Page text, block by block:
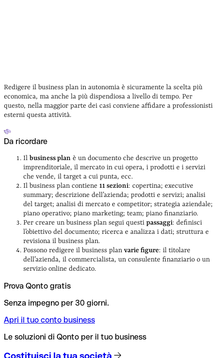
Redigere il business plan in autonomia è sicuramente la scelta più
economica, ma anche la più dispendiosa a livello di tempo. Per
questo, nella maggior parte dei casi conviene affidare a professionisti
esterni questa attività.
Da ricordare
Il business plan è un documento che descrive un progetto
imprenditoriale, il mercato in cui opera, i prodotti e i servizi
che vende, il target a cui punta, ecc.
Il business plan contiene 11 sezioni: copertina; executive
summary; descrizione dell’azienda; prodotti e servizi; analisi
del target; analisi di mercato e competitor; strategia aziendale;
piano operativo; piano marketing; team; piano finanziario.
Per creare un business plan segui questi passaggi: definisci
l’obiettivo del documento; ricerca e analizza i dati; struttura e
revisiona il business plan.
Possono redigere il business plan varie figure: il titolare
dell’azienda, il commercialista, un consulente finanziario o un
servizio online dedicato.
Prova Qonto gratis
Senza impegno per 30 giorni.
Apri il tuo conto business
Le soluzioni di Qonto per il tuo business
Costituisci la tua società